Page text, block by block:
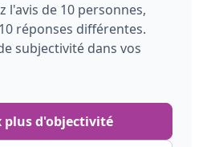
l'avis de 10 personnes,
réponses différentes.
subjectivité dans vos
plus d'objectivité